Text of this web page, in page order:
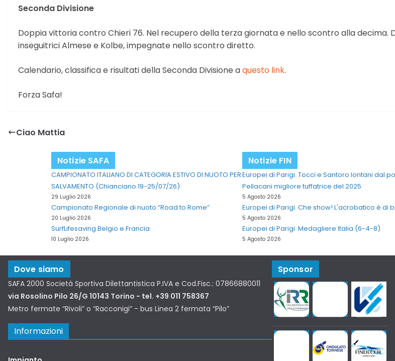
Seconda Divisione
Doppia vittoria contro Chieri 76. Nel recupero della terza giornata e nello scontro alla decima.
inseguitrici Almese e Kolbe, impegnate nello scontro diretto.
Calendario, classifica e risultati della Seconda Divisione aquesto link.
Forza Safa!
Ciao Mattia
Notizie SAFA
CAMPIONATO ITALIANO DI CATEGORIA ESTIVO DI NUOTO PER
SALVAMENTO (Chianciano 19-25/07/26)
29 Luglio 2026
Campionato Regionale di nuoto “Road to Rome”
20 Luglio 2026
SurfLifesaving Belgio e Francia
10 Luglio 2026
Notizie FIN
Europei di Parigi. Tocci e Santoro lontani dal
Pellacani migliore tuffatrice del 2025
5 Agosto 2026
Europei di Parigi. Che show! L'acrobatico è di
5 Agosto 2026
Europei di Parigi. Medagliere Italia (6-4-8)
5 Agosto 2026
Dove siamo
SAFA 2000 Società Sportiva Dilettantistica P.IVA e Cod.Fisc.: 07866880011
via Rosolino Pilo 26/G 10143 Torino - tel. +39 011 758367
Metro fermate “Rivoli” o “Racconigi” - bus Linea 2 fermata “Pilo”
Informazioni
Sponsor